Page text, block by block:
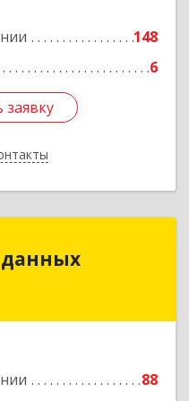
148
6
данных
88
данных
Кстово г, Победы